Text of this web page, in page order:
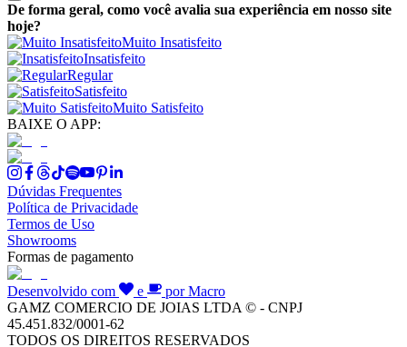
De forma geral, como você avalia sua experiência em nosso site
hoje?
Muito Insatisfeito
Insatisfeito
Regular
Satisfeito
Muito Satisfeito
BAIXE O APP:
Dúvidas Frequentes
Política de Privacidade
Termos de Uso
Showrooms
Formas de pagamento
Desenvolvido com e
por Macro
GAMZ COMERCIO DE JOIAS LTDA © - CNPJ
45.451.832/0001-62
TODOS OS DIREITOS RESERVADOS